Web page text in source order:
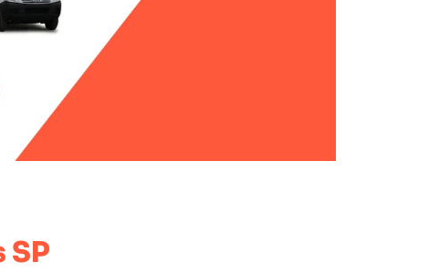
SP